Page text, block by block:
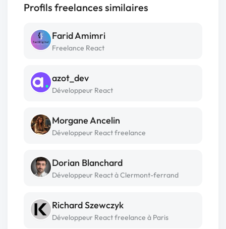
Profils freelances similaires
Farid Amimri
Freelance React
azot_dev
Développeur React
Morgane Ancelin
Développeur React freelance
Dorian Blanchard
Développeur React à Clermont-ferrand
Richard Szewczyk
Développeur React freelance à Paris